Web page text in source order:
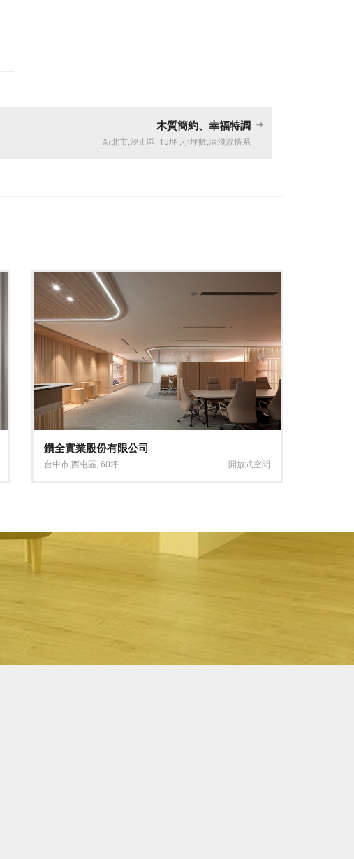
木質簡約、幸福特調
新北市,汐止區 15坪 ,小坪數 ,深淺混搭系
創意麵 東湖店
台北市內湖區 31坪 開放式空間